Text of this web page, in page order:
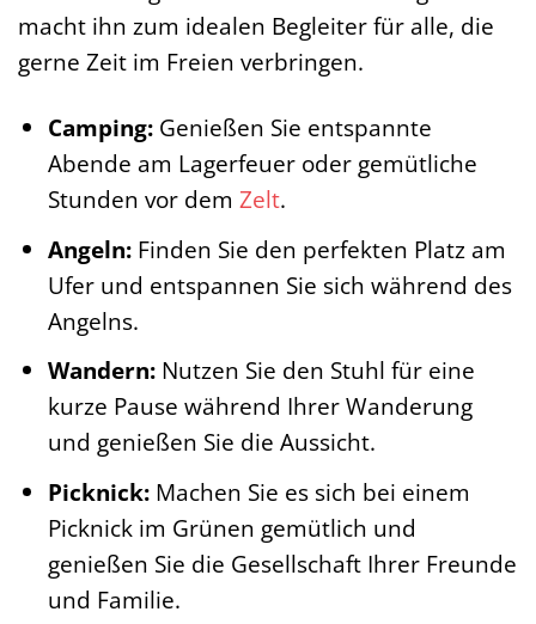
macht ihn zum idealen Begleiter für alle, die
gerne Zeit im Freien verbringen.
Camping:Genießen Sie entspannte
Abende am Lagerfeuer oder gemütliche
Stunden vor dem Zelt.
Angeln:Finden Sie den perfekten Platz am
Ufer und entspannen Sie sich während des
Angelns.
Wandern:Nutzen Sie den Stuhl für eine
kurze Pause während Ihrer Wanderung
und genießen Sie die Aussicht.
Picknick:Machen Sie es sich bei einem
Picknick im Grünen gemütlich und
genießen Sie die Gesellschaft Ihrer Freunde
und Familie.